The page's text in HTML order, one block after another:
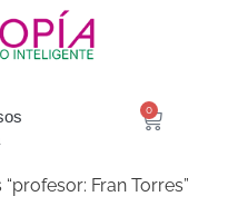
0
Fran Torres”